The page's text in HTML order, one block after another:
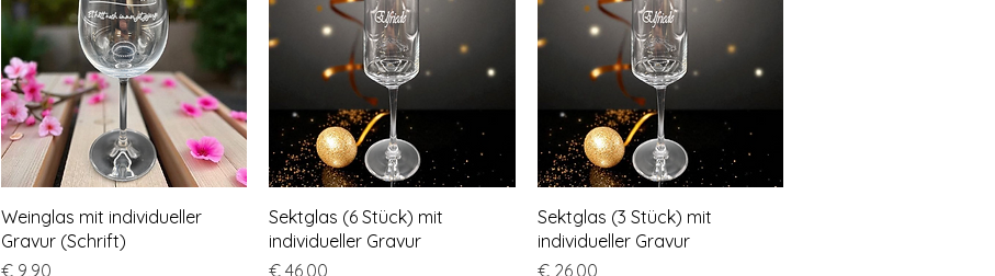
Schnellansicht
Weinglas mit individueller
Gravur (Schrift)
Preis
€ 9,90
Schnellansicht
Sektglas (6 Stück) mit
individueller Gravur
Preis
€ 46,00
Schnellansicht
Sektglas (3 Stück) mit
individueller Gravur
Preis
€ 26,00